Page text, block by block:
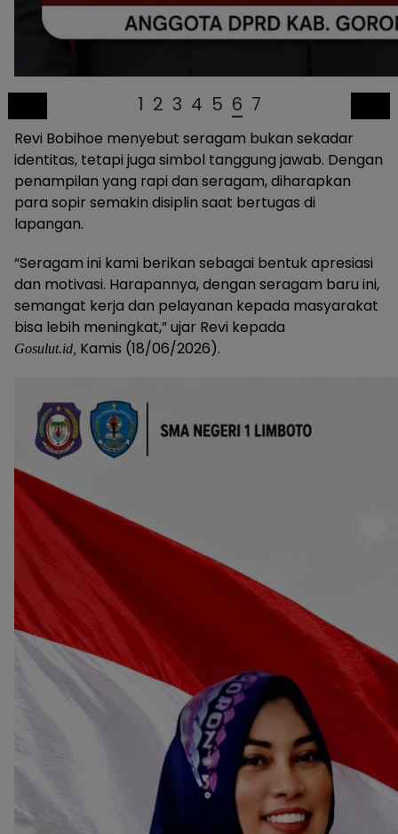
1 2 3 4 5 6 7
Revi Bobihoe menyebut seragam bukan sekadar
identitas, tetapi juga simbol tanggung jawab. Dengan
penampilan yang rapi dan seragam, diharapkan
para sopir semakin disiplin saat bertugas di
lapangan.
“Seragam ini kami berikan sebagai bentuk apresiasi
dan motivasi. Harapannya, dengan seragam baru ini,
semangat kerja dan pelayanan kepada masyarakat
bisa lebih meningkat,” ujar Revi kepada
Gosulut.id, Kamis (18/06/2026).